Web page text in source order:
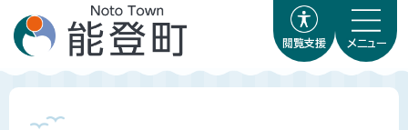
閲覧支援 メニュー